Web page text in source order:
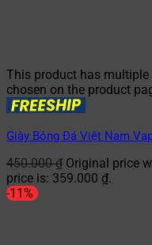
This product has
chosen on the product
Giày Bóng Đá Việt Nam
450.000₫ Original price
price is: 359.000 ₫.
-11%